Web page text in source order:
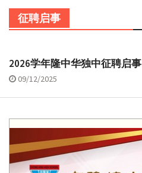
征聘启事
2026学年隆中华独中征聘启事
09/12/2025